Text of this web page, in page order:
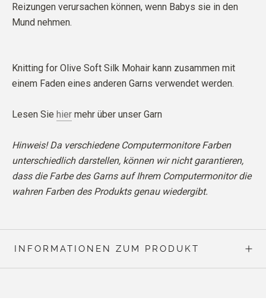
Reizungen verursachen können, wenn Babys sie in den
Mund nehmen.
Knitting for Olive Soft Silk Mohair kann zusammen mit
einem Faden eines anderen Garns verwendet werden.
Lesen Sie hier mehr über unser Garn
Hinweis! Da verschiedene Computermonitore Farben
unterschiedlich darstellen, können wir nicht garantieren,
dass die Farbe des Garns auf Ihrem Computermonitor die
wahren Farben des Produkts genau wiedergibt.
INFORMATIONEN ZUM PRODUKT